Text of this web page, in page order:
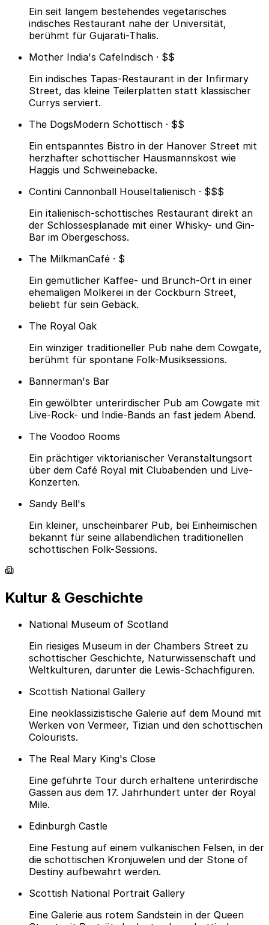
Ein seit langem bestehendes vegetarisches
indisches Restaurant nahe der Universität,
berühmt für Gujarati-Thalis.
Mother India's CafeIndisch · $$
Ein indisches Tapas-Restaurant in der Infirmary
Street, das kleine Teilerplatten statt klassischer
Currys serviert.
The DogsModern Schottisch · $$
Ein entspanntes Bistro in der Hanover Street mit
herzhafter schottischer Hausmannskost wie
Haggis und Schweinebacke.
Contini Cannonball HouseItalienisch · $$$
Ein italienisch-schottisches Restaurant direkt an
der Schlossesplanade mit einer Whisky- und Gin-
Bar im Obergeschoss.
The MilkmanCafé · $
Ein gemütlicher Kaffee- und Brunch-Ort in einer
ehemaligen Molkerei in der Cockburn Street,
beliebt für sein Gebäck.
The Royal Oak
Ein winziger traditioneller Pub nahe dem Cowgate,
berühmt für spontane Folk-Musiksessions.
Bannerman's Bar
Ein gewölbter unterirdischer Pub am Cowgate mit
Live-Rock- und Indie-Bands an fast jedem Abend.
The Voodoo Rooms
Ein prächtiger viktorianischer Veranstaltungsort
über dem Café Royal mit Clubabenden und Live-
Konzerten.
Sandy Bell's
Ein kleiner, unscheinbarer Pub, bei Einheimischen
bekannt für seine allabendlichen traditionellen
schottischen Folk-Sessions.
Kultur & Geschichte
National Museum of Scotland
Ein riesiges Museum in der Chambers Street zu
schottischer Geschichte, Naturwissenschaft und
Weltkulturen, darunter die Lewis-Schachfiguren.
Scottish National Gallery
Eine neoklassizistische Galerie auf dem Mound mit
Werken von Vermeer, Tizian und den schottischen
Colourists.
The Real Mary King's Close
Eine geführte Tour durch erhaltene unterirdische
Gassen aus dem 17. Jahrhundert unter der Royal
Mile.
Edinburgh Castle
Eine Festung auf einem vulkanischen Felsen, in der
die schottischen Kronjuwelen und der Stone of
Destiny aufbewahrt werden.
Scottish National Portrait Gallery
Eine Galerie aus rotem Sandstein in der Queen